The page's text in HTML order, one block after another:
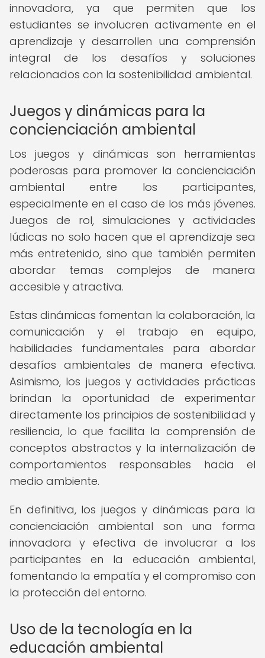
innovadora, ya que permiten que los
estudiantes se involucren activamente en el
aprendizaje y desarrollen una comprensión
integral de los desafíos y soluciones
relacionados con la sostenibilidad ambiental.
Juegos y dinámicas para la
concienciación ambiental
Los juegos y dinámicas son herramientas
poderosas para promover la concienciación
ambiental entre los participantes,
especialmente en el caso de los más jóvenes.
Juegos de rol, simulaciones y actividades
lúdicas no solo hacen que el aprendizaje sea
más entretenido, sino que también permiten
abordar temas complejos de manera
accesible y atractiva.
Estas dinámicas fomentan la colaboración, la
comunicación y el trabajo en equipo,
habilidades fundamentales para abordar
desafíos ambientales de manera efectiva.
Asimismo, los juegos y actividades prácticas
brindan la oportunidad de experimentar
directamente los principios de sostenibilidad y
resiliencia, lo que facilita la comprensión de
conceptos abstractos y la internalización de
comportamientos responsables hacia el
medio ambiente.
En definitiva, los juegos y dinámicas para la
concienciación ambiental son una forma
innovadora y efectiva de involucrar a los
participantes en la educación ambiental,
fomentando la empatía y el compromiso con
la protección del entorno.
Uso de la tecnología en la
educación ambiental